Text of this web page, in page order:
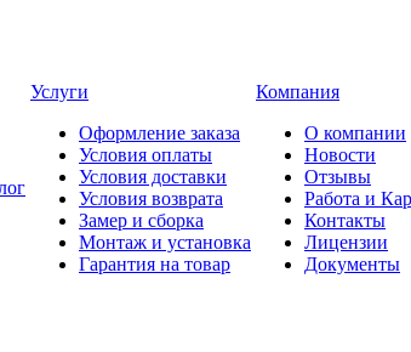
Услуги
Оформление заказа
Условия оплаты
Условия доставки
Условия возврата
Замер и сборка
Монтаж и установка
Гарантия на товар
Компания
О компании
Новости
Отзывы
Работа и
Контакты
Лицензии
Документы